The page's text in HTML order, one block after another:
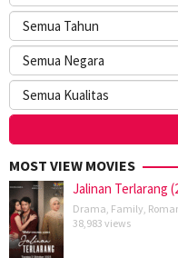
MOST VIEW MOVIES
Jalinan Terlarang
Drama Family
38,983 views